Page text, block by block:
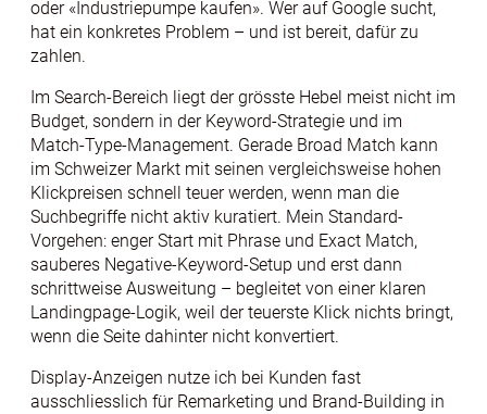
oder «Industriepumpe kaufen». Wer auf Google sucht,
hat ein konkretes Problem – und ist bereit, dafür zu
zahlen.
Im Search-Bereich liegt der grösste Hebel meist nicht im
Budget, sondern in der Keyword-Strategie und im
Match-Type-Management. Gerade Broad Match kann
im Schweizer Markt mit seinen vergleichsweise hohen
Klickpreisen schnell teuer werden, wenn man die
Suchbegriffe nicht aktiv kuratiert. Mein Standard-
Vorgehen: enger Start mit Phrase und Exact Match,
sauberes Negative-Keyword-Setup und erst dann
schrittweise Ausweitung – begleitet von einer klaren
Landingpage-Logik, weil der teuerste Klick nichts bringt,
wenn die Seite dahinter nicht konvertiert.
Display-Anzeigen nutze ich bei Kunden fast
ausschliesslich für Remarketing und Brand-Building in